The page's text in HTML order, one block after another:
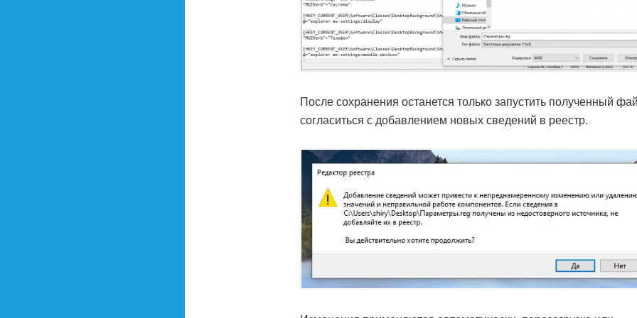
После сохранения останется только запустить полученный
согласиться с добавлением новых сведений в реестр.